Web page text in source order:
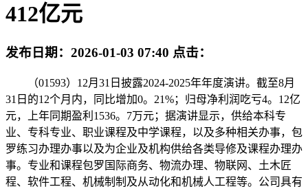
412亿元
发布日期： 2026-01-03 07:40 点击：
（01593）12月31日披露2024-2025年年度演讲。截至8月
31日的12个月内，同比增加0。21%；归母净利润吃亏4。12亿
元，上年同期盈利1536。7万元；据演讲显示，供给本科专
业、专科专业、职业课程及中学课程，以及多种相关办事，包
罗练习办理办事以及为企业及机构供给各类导修及课程办理办
事。专业和课程包罗国际商务、物流办理、物联网、土木匠
程、软件工程、机械制制及从动化和机械人工程等。公司具有